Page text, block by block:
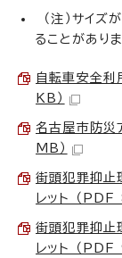
（注）サイズ
ることがありま
自転車安全
KB）
名古屋市防災
MB）
街頭犯罪抑止
レット （
街頭犯罪抑止
レット （